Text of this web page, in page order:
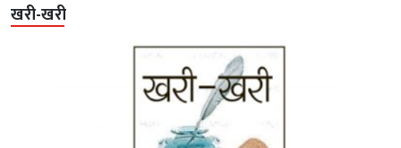
खरी-खरी